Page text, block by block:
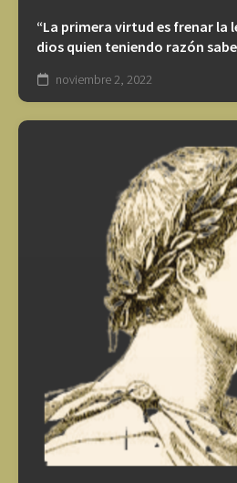
“La primera virtud es frenar la
dios quien teniendo razón
noviembre 2, 2022